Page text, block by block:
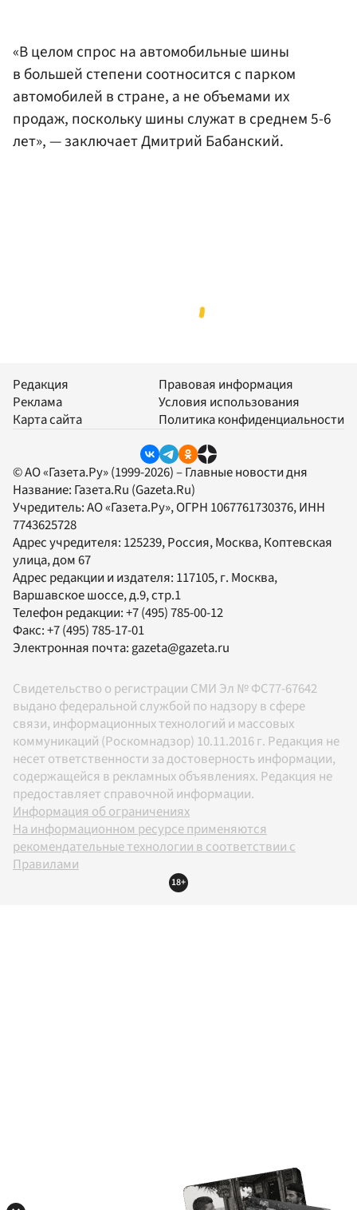
«В целом спрос на автомобильные шины
в большей степени соотносится с парком
автомобилей в стране, а не объемами их
продаж, поскольку шины служат в среднем 5-6
лет», — заключает Дмитрий Бабанский.
Редакция
Реклама
Карта сайта
Правовая информация
Условия использования
Политика конфиденциальности
© АО «Газета.Ру» (1999-2026) – Главные новости дня
Название: Газета.Ru (Gazeta.Ru)
Учредитель:АО «Газета.Ру», ОГРН 1067761730376, ИНН
7743625728
Адрес учредителя: 125239, Россия, Москва, Коптевская
улица, дом 67
Адрес редакции и издателя: 117105, г. Москва,
Варшавское шоссе, д.9, стр.1
Телефон редакции:+7 (495) 785-00-12
Факс:+7 (495) 785-17-01
Электронная почта:gazeta@gazeta.ru
Свидетельство о регистрации СМИ Эл № ФС77-67642
выдано федеральной службой по надзору в сфере
связи, информационных технологий и массовых
коммуникаций (Роскомнадзор) 10.11.2016 г. Редакция не
несет ответственности за достоверность информации,
содержащейся в рекламных объявлениях. Редакция не
предоставляет справочной информации.
Информация об ограничениях
На информационном ресурсе применяются
рекомендательные технологии в соответствии с
Правилами
18+